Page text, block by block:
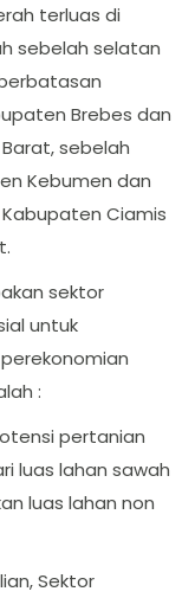
terluas di
sebelah selatan
Brebes dan
sebelah
Kebumen dan
Ciamis
sektor
untuk
:
pertanian
luas lahan sawah
luas lahan non
Sektor